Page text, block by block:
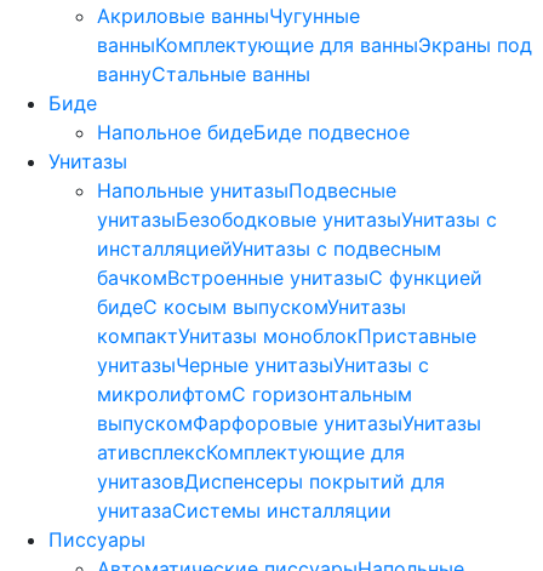
Акриловые ванныЧугунные
ванныКомплектующие для ванныЭкраны под
ваннуСтальные ванны
Биде
Напольное бидеБиде пoдвеснoе
Унитазы
Напольные унитазыПодвесные
унитазыБезободковые унитазыУнитазы с
инсталляциейУнитазы с подвесным
бачкомВстроенные унитазыС функцией
бидеС косым выпускомУнитазы
компактУнитазы моноблокПриставные
унитазыЧерные унитазыУнитазы с
микролифтомC горизонтальным
выпускомФарфоровые унитазыУнитазы
ативсплексКомплектующие для
унитазовДиспенсеры покрытий для
унитазаСистемы инсталляции
Писсуары